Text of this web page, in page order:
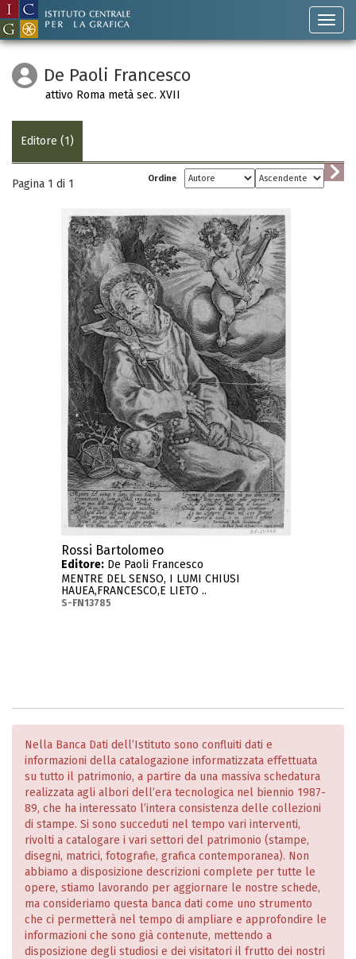
De Paoli Francesco
attivo Roma metà sec. XVII
Editore (1)
Pagina 1 di 1 Ordine
Rossi Bartolomeo
Editore: De Paoli Francesco
MENTRE DEL SENSO, I LUMI CHIUSI
HAUEA,FRANCESCO,E LIETO ..
S-FN13785
Nella Banca Dati dell’Istituto sono confluiti dati e
informazioni della catalogazione informatizzata effettuata
su tutto il patrimonio, a partire da una massiva schedatura
realizzata agli albori dell’era tecnologica nel biennio 1987-
89, che ha interessato l’intera consistenza delle collezioni
di stampe. Si sono succeduti nel tempo vari interventi,
rivolti a catalogare i vari settori del patrimonio (stampe,
disegni, matrici, fotografie, grafica contemporanea). Non
abbiamo a disposizione descrizioni complete per tutte le
opere, stiamo lavorando per aggiornare le nostre schede,
ma consideriamo questa banca dati come uno strumento
che ci permetterà nel tempo di ampliare e approfondire le
informazioni che sono già contenute, mettendo a
disposizione degli studiosi e dei visitatori il frutto dei nostri